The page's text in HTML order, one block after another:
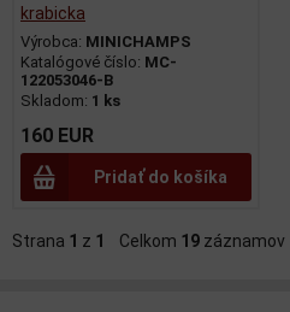
krabicka
Výrobca: MINICHAMPS
Katalógové číslo: MC-
122053046-B
Skladom: 1 ks
160 EUR
Pridať do košíka
Strana 1 z 1 Celkom 19 záznamov